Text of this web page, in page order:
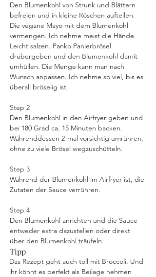
Den Blumenkohl von Strunk und Blättern
befreien und in kleine Röschen aufteilen.
Die vegane Mayo mit dem Blumenkohl
vermengen. Ich nehme meist die Hände.
Leicht salzen. Panko Panierbrösel
drübergeben und den Blumenkohl damit
umhüllen. Die Menge kann man nach
Wunsch anpassen. Ich nehme so viel, bis es
überall bröselig ist.
Step 2
Den Blumenkohl in den Airfryer geben und
bei 180 Grad ca. 15 Minuten backen.
Währenddessen 2-mal vorsichtig umrühren,
ohne zu viele Brösel wegzuschütteln.
Step 3
Während der Blumenkohl im Airfryer ist, die
Zutaten der Sauce verrühren.
Step 4
Den Blumenkohl anrichten und die Sauce
entweder extra dazustellen oder direkt
über den Blumenkohl träufeln.
Tipp
Das Rezept geht auch toll mit Broccoli. Und
ihr könnt es perfekt als Beilage nehmen